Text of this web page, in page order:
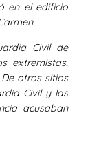
en el edificio
Civil de
extremistas,
otros sitios
Civil y las
acusaban